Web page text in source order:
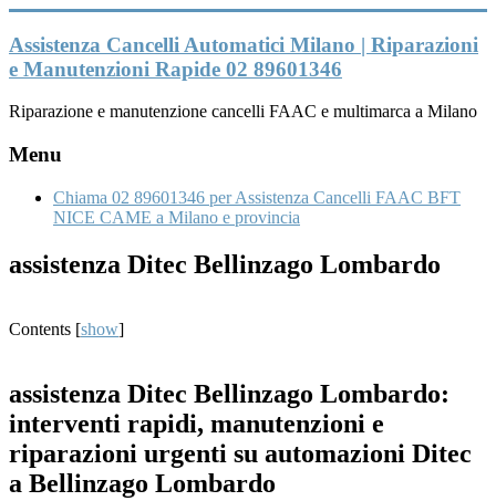
al
contenuto
Assistenza Cancelli Automatici Milano | Riparazioni
e Manutenzioni Rapide 02 89601346
Riparazione e manutenzione cancelli FAAC e multimarca a Milano
Menu
Chiama 02 89601346 per Assistenza Cancelli FAAC BFT
NICE CAME a Milano e provincia
assistenza Ditec Bellinzago Lombardo
Contents [show]
assistenza Ditec Bellinzago Lombardo:
interventi rapidi, manutenzioni e
riparazioni urgenti su automazioni Ditec
a Bellinzago Lombardo